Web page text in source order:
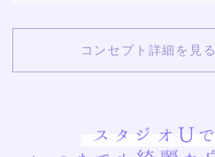
コンセプト詳細を見る